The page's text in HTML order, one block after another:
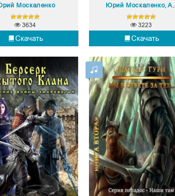
Москаленко
Скачать
3634
Юрий Москаленко,Алекс Нагорный
Скачать
3223